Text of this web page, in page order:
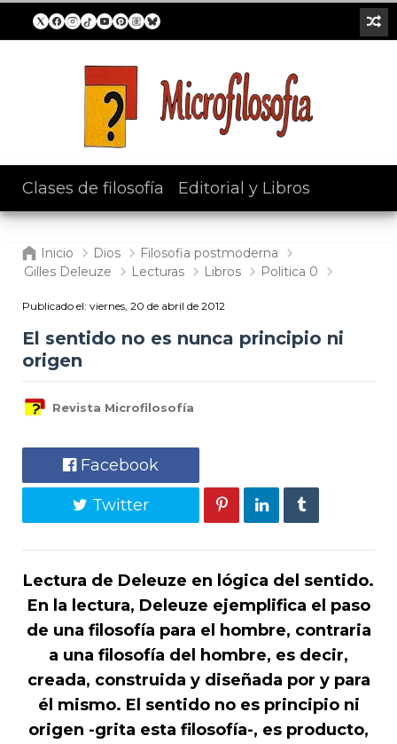
Clases de filosofía Editorial y Libros
Inicio Dios
Filosofia postmoderna
Gilles Deleuze
Lecturas Libros Politica 0
Publicado el: viernes, 20 de abril de 2012
El sentido no es nunca principio ni
origen
Revista Microfilosofía
Facebook
Twitter
Lectura de Deleuze en lógica del sentido.
En la lectura, Deleuze ejemplifica el paso
de una filosofía para el hombre, contraria
a una filosofía del hombre, es decir,
creada, construida y diseñada por y para
él mismo. El sentido no es principio ni
origen -grita esta filosofía-, es producto,